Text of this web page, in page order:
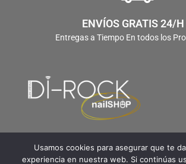
ENVÍOS GRATIS 24/H
Entregas a Tiempo En todos los
Usamos cookies para asegurar que te
experiencia en nuestra web. Si continúas